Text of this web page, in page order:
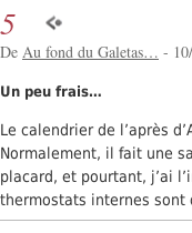
5
De Au fond du Galetas… -
Un peu frais…
Le calendrier de l’après
Normalement, il fait une
placard, et pourtant, j’ai
thermostats internes